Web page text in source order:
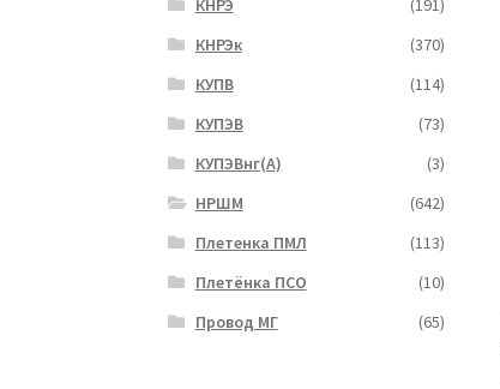
КНРЭ
(191)
КНРЭк
(370)
КУПВ
(114)
КУПЭВ
(73)
КУПЭВнг(А)
(3)
НРШМ
(642)
Плетенка ПМЛ
(113)
Плетёнка ПСО
(10)
Провод МГ
(65)